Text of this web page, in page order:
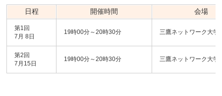
日程 開催時間 会場
第1回
7月 8日
19時00分～20時30分 三鷹ネットワーク大学
第2回
7月15日
19時00分～20時30分 三鷹ネットワーク大学